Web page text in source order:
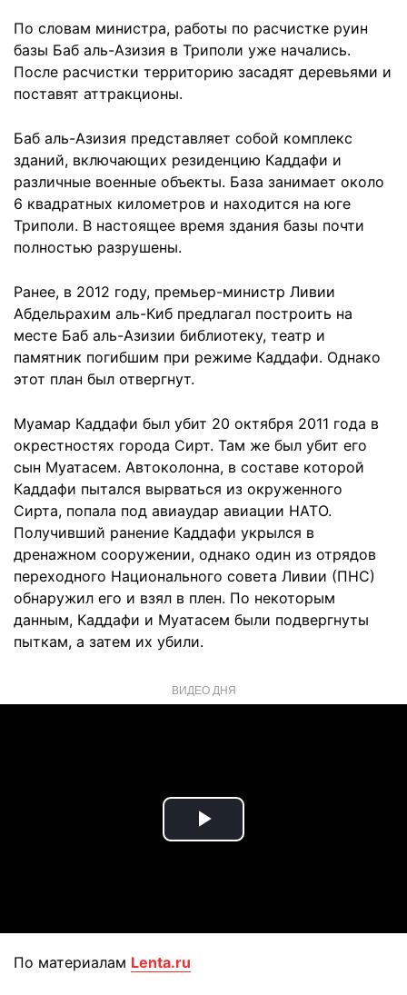
По словам министра, работы по расчистке руин
базы Баб аль-Азизия в Триполи уже начались.
После расчистки территорию засадят деревьями и
поставят аттракционы.
Баб аль-Азизия представляет собой комплекс
зданий, включающих резиденцию Каддафи и
различные военные объекты. База занимает около
6 квадратных километров и находится на юге
Триполи. В настоящее время здания базы почти
полностью разрушены.
Ранее, в 2012 году, премьер-министр Ливии
Абдельрахим аль-Киб предлагал построить на
месте Баб аль-Азизии библиотеку, театр и
памятник погибшим при режиме Каддафи. Однако
этот план был отвергнут.
Муамар Каддафи был убит 20 октября 2011 года в
окрестностях города Сирт. Там же был убит его
сын Муатасем. Автоколонна, в составе которой
Каддафи пытался вырваться из окруженного
Сирта, попала под авиаудар авиации НАТО.
Получивший ранение Каддафи укрылся в
дренажном сооружении, однако один из отрядов
переходного Национального совета Ливии (ПНС)
обнаружил его и взял в плен. По некоторым
данным, Каддафи и Муатасем были подвергнуты
пыткам, а затем их убили.
ВИДЕО ДНЯ
Play
По материалам Lenta.ru